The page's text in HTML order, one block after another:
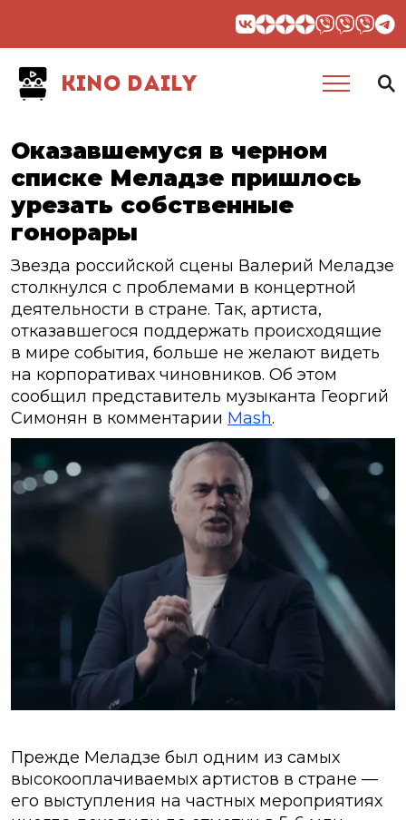
KINO DAILY
Оказавшемуся в черном
списке Меладзе пришлось
урезать собственные
гонорары
Звезда российской сцены Валерий Меладзе
столкнулся с проблемами в концертной
деятельности в стране. Так, артиста,
отказавшегося поддержать происходящие
в мире события, больше не желают видеть
на корпоративах чиновников. Об этом
сообщил представитель музыканта Георгий
Симонян в комментарии Mash.
Прежде Меладзе был одним из самых
высокооплачиваемых артистов в стране —
его выступления на частных мероприятиях